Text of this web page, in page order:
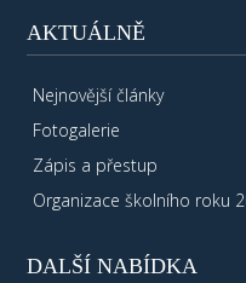
AKTUÁLNĚ
Nejnovější články
Fotogalerie
Zápis a přestup
Organizace školního roku
DALŠÍ NABÍDKA